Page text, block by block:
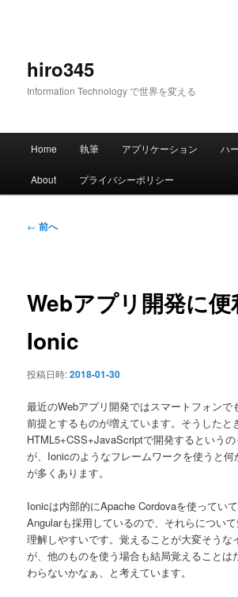
hiro345
Information Technology で世界を変える
メ
Home 執筆 アプリケーション ハ
About プライバシーポリシー
投
ー
ョ
← 前へ
Webアプリ開発に便
Ionic
投稿日時:2018-01-30
最近のWebアプリ開発ではスマートフォンで
前提とするものが増えています。そうしたと
HTML5+CSS+JavaScriptで開発するという
が、Ionicのようなフレームワークを使うと何
が多くあります。
Ionicは内部的にApache Cordovaを使っていて
Angularも採用しているので、それらについ
理解しやすいです。覚えることが大変そうな
が、他のものを使う場合も結局覚えることは
わらないかなぁ、と考えています。